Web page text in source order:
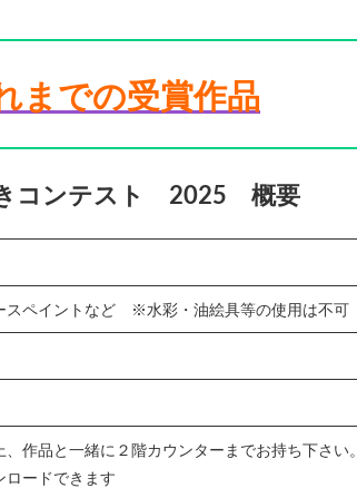
までの受賞作品
コンテスト 2025 概要
スペイントなど ※水彩・油絵具等の使用は不可
作品と一緒に２階カウンターまでお持ち下さい。
ロードできます